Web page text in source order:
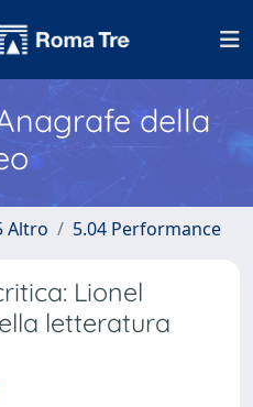
della
Altro 5.04 Performance
Lionel
letteratura